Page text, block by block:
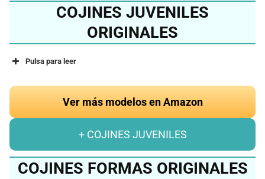
COJINES JUVENILES
ORIGINALES
Pulsa para leer
Ver más modelos en Amazon
+ COJINES JUVENILES
COJINES FORMAS ORIGINALES